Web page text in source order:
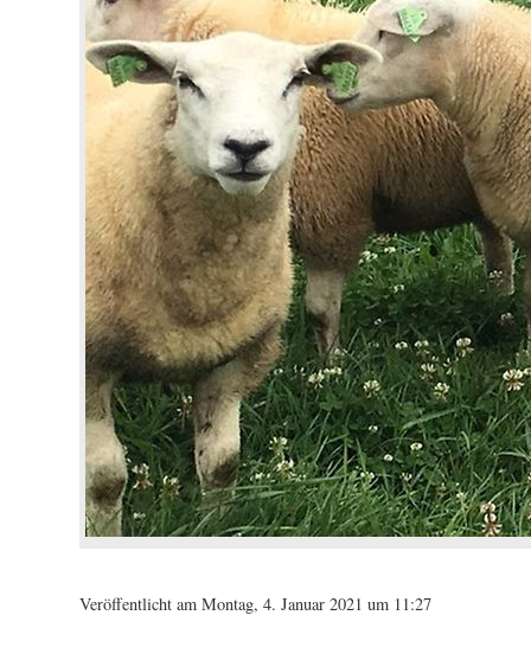
Veröffentlicht am Montag, 4. Januar 2021 um 11:27